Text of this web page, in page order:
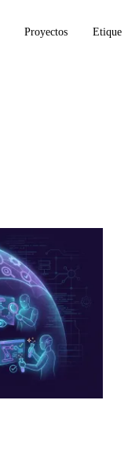
Proyectos